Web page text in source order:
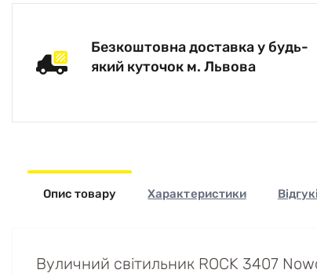
Безкоштовна доставка у будь-
який куточок м. Львова
Опис товару Характеристики
Вуличний світильник ROCK 3407